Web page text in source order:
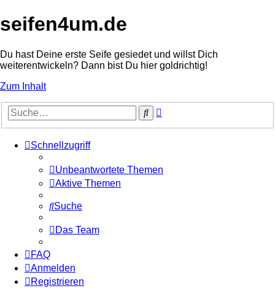
seifen4um.de
Du hast Deine erste Seife gesiedet und willst Dich
weiterentwickeln? Dann bist Du hier goldrichtig!
Zum Inhalt
Suche
Schnellzugriff
Unbeantwortete Themen
Aktive Themen
Suche
Das Team
FAQ
Anmelden
Registrieren